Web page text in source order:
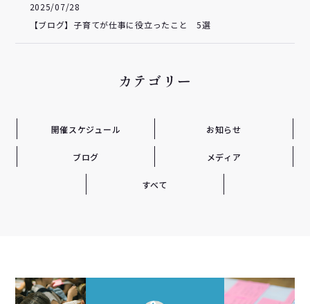
2025/07/28
【ブログ】子育てが仕事に役立ったこと 5選
カテゴリー
開催スケジュール お知らせ
ブログ メディア
すべて